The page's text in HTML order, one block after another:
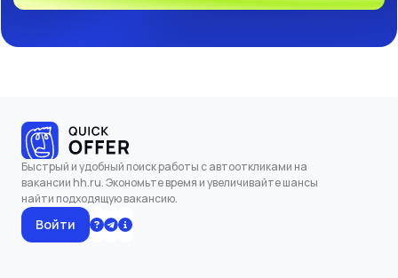
Быстрый и удобный поиск работы с автооткликами на
вакансии hh.ru. Экономьте время и увеличивайте шансы
найти подходящую вакансию.
Войти